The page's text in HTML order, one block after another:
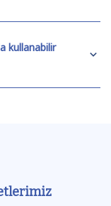
kullanabilir